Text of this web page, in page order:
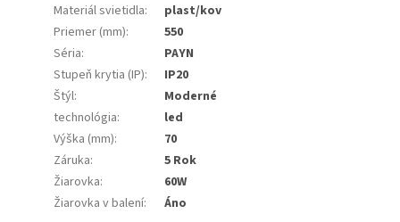
Materiál svietidla:
plast/kov
Priemer (mm):
550
Séria:
PAYN
Stupeň krytia (IP):
IP20
Štýl:
Moderné
technológia:
led
Výška (mm):
70
Záruka:
5 Rok
Žiarovka:
60W
Žiarovka v balení: Áno